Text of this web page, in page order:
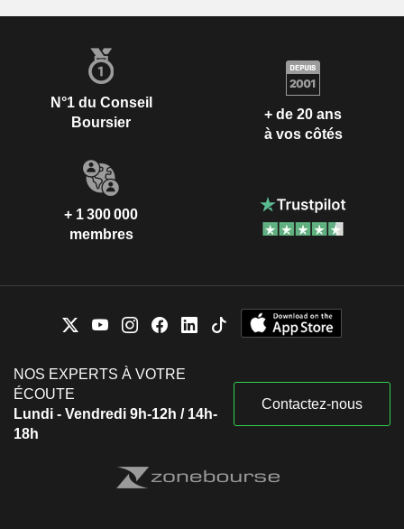
N°1 du Conseil
Boursier
+ de 20 ans
à vos côtés
+ 1 300 000
membres
NOS EXPERTS À VOTRE
ÉCOUTE
Lundi - Vendredi 9h-12h / 14h-
18h
Contactez-nous